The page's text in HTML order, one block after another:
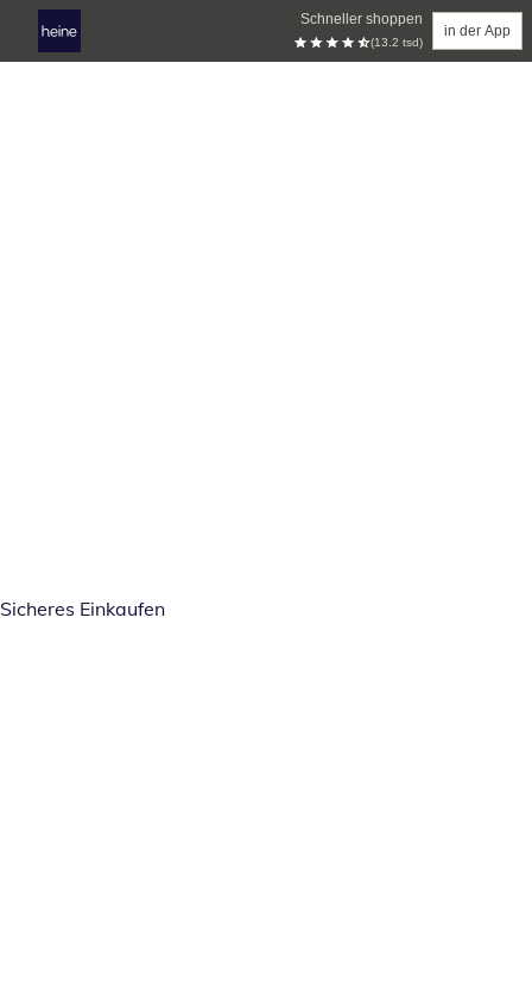
Schneller shoppen
(13.2 tsd)
in der App
Sicheres Einkaufen